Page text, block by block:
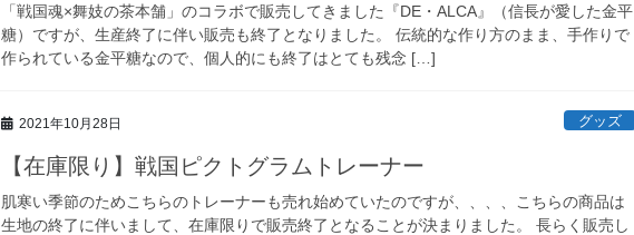
「戦国魂×舞妓の茶本舗」のコラボで販売してきました『DE・ALCA』（信長が愛した金平
糖）ですが、生産終了に伴い販売も終了となりました。 伝統的な作り方のまま、手作りで
作られている金平糖なので、個人的にも終了はとても残念 […]
2021年10月28日 グッズ
【在庫限り】戦国ピクトグラムトレーナー
肌寒い季節のためこちらのトレーナーも売れ始めていたのですが、、、、こちらの商品は
生地の終了に伴いまして、在庫限りで販売終了となることが決まりました。 長らく販売し